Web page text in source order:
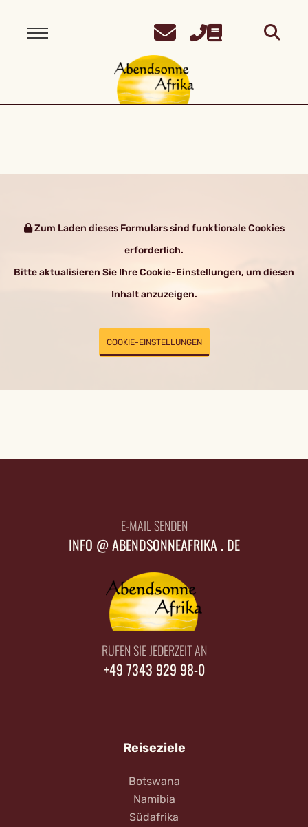
Zum Laden dieses Formulars sind funktionale Cookies
erforderlich.
Bitte aktualisieren Sie Ihre Cookie-Einstellungen, um diesen
Inhalt anzuzeigen.
COOKIE-EINSTELLUNGEN
E-MAIL SENDEN
INFO @ ABENDSONNEAFRIKA . DE
RUFEN SIE JEDERZEIT AN
+49 7343 929 98-0
Reiseziele
Botswana
Namibia
Südafrika